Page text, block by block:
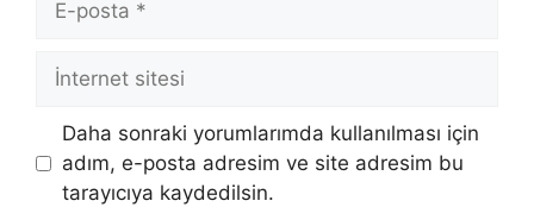
posta
İnternet
Daha sonraki yorumlarımda kullanılması için
adım, e-posta adresim ve site adresim bu
tarayıcıya kaydedilsin.